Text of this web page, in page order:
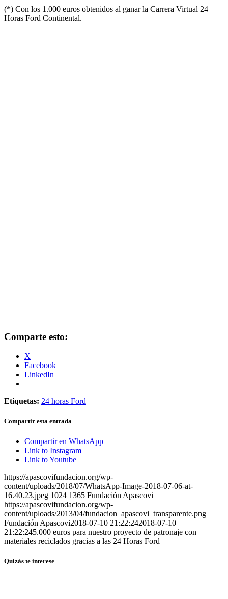
(*) Con los 1.000 euros obtenidos al ganar la Carrera Virtual 24
Horas Ford Continental.
Comparte esto:
X
Facebook
LinkedIn
Etiquetas: 24 horas Ford
Compartir esta entrada
Compartir en WhatsApp
Link to Instagram
Link to Youtube
https://apascovifundacion.org/wp-
content/uploads/2018/07/WhatsApp-Image-2018-07-06-at-
16.40.23.jpeg 1024 1365 Fundación Apascovi
https://apascovifundacion.org/wp-
content/uploads/2013/04/fundacion_apascovi_transparente.png
Fundación Apascovi2018-07-10 21:22:242018-07-10
21:22:245.000 euros para nuestro proyecto de patronaje con
materiales reciclados gracias a las 24 Horas Ford
Quizás te interese